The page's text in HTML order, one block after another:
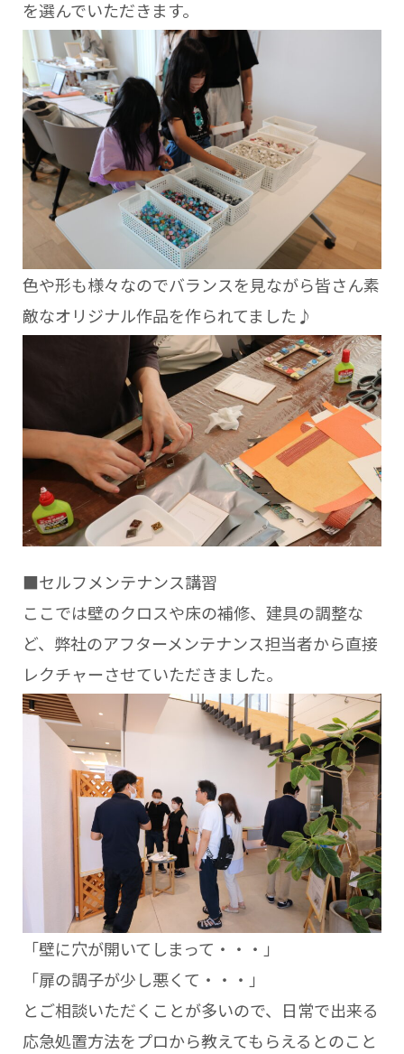
を選んでいただきます。
色や形も様々なのでバランスを見ながら皆さん素
敵なオリジナル作品を作られてました♪
■セルフメンテナンス講習
ここでは壁のクロスや床の補修、建具の調整な
ど、弊社のアフターメンテナンス担当者から直接
レクチャーさせていただきました。
「壁に穴が開いてしまって・・・」
「扉の調子が少し悪くて・・・」
とご相談いただくことが多いので、日常で出来る
応急処置方法をプロから教えてもらえるとのこと